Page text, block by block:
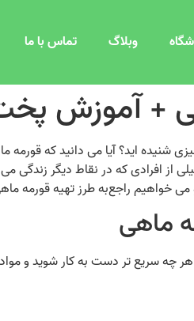
وبلاگ تماس با ما
+ آموزش
شنیده‌ اید؟ آیا می‌ دانید که
افرادی که در نقاط دیگر زندگی می‌
می‌ خواهیم راجع‌به طرز تهیه قورمه
ماهی
چه سریع‌ تر دست به کار شوید و مواد